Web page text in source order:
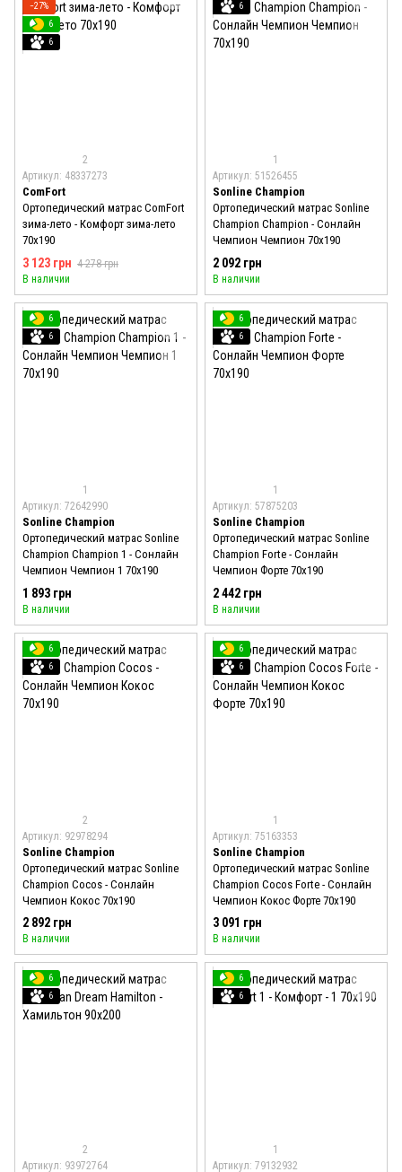
−27%
6
6
2
Артикул: 48337273
ComFort
Ортопедический матрас ComFort
зима-лето - Комфорт зима-лето
70x190
3 123 грн 4 278 грн
В наличии
6
1
Артикул: 51526455
Sonline Champion
Ортопедический матрас Sonline
Champion Champion - Сонлайн
Чемпион Чемпион 70x190
2 092 грн
В наличии
6
6
1
Артикул: 72642990
Sonline Champion
Ортопедический матрас Sonline
Champion Champion 1 - Сонлайн
Чемпион Чемпион 1 70x190
1 893 грн
В наличии
6
6
1
Артикул: 57875203
Sonline Champion
Ортопедический матрас Sonline
Champion Forte - Сонлайн
Чемпион Форте 70x190
2 442 грн
В наличии
6
6
2
Артикул: 92978294
Sonline Champion
Ортопедический матрас Sonline
Champion Cocos - Сонлайн
Чемпион Кокос 70x190
2 892 грн
В наличии
6
6
1
Артикул: 75163353
Sonline Champion
Ортопедический матрас Sonline
Champion Cocos Forte - Сонлайн
Чемпион Кокос Форте 70x190
3 091 грн
В наличии
6
6
2
Артикул: 93972764
6
6
1
Артикул: 79132932